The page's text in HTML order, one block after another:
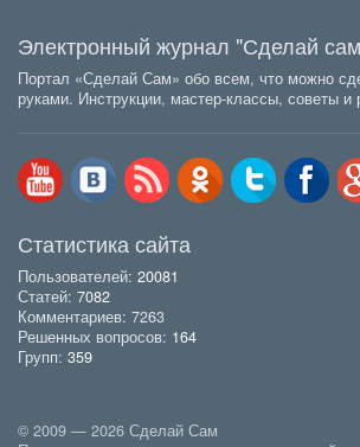
Электронный журнал "Сделай
Портал «Сделай Сам» обо всем, что можно
руками. Инструкции, мастер-классы, советы и
Статистика сайта
Пользователей: 20081
Статей: 7082
Комментариев: 7263
Решенных вопросов: 164
Групп: 359
© 2009 — 2026 Сделай Сам